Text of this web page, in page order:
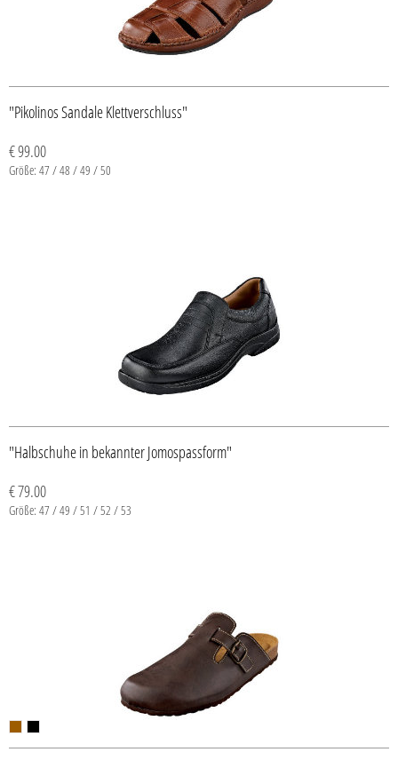
"Pikolinos Sandale Klettverschluss"
€ 99.00
Größe: 47 / 48 / 49 / 50
"Halbschuhe in bekannter Jomospassform"
€ 79.00
Größe: 47 / 49 / 51 / 52 / 53